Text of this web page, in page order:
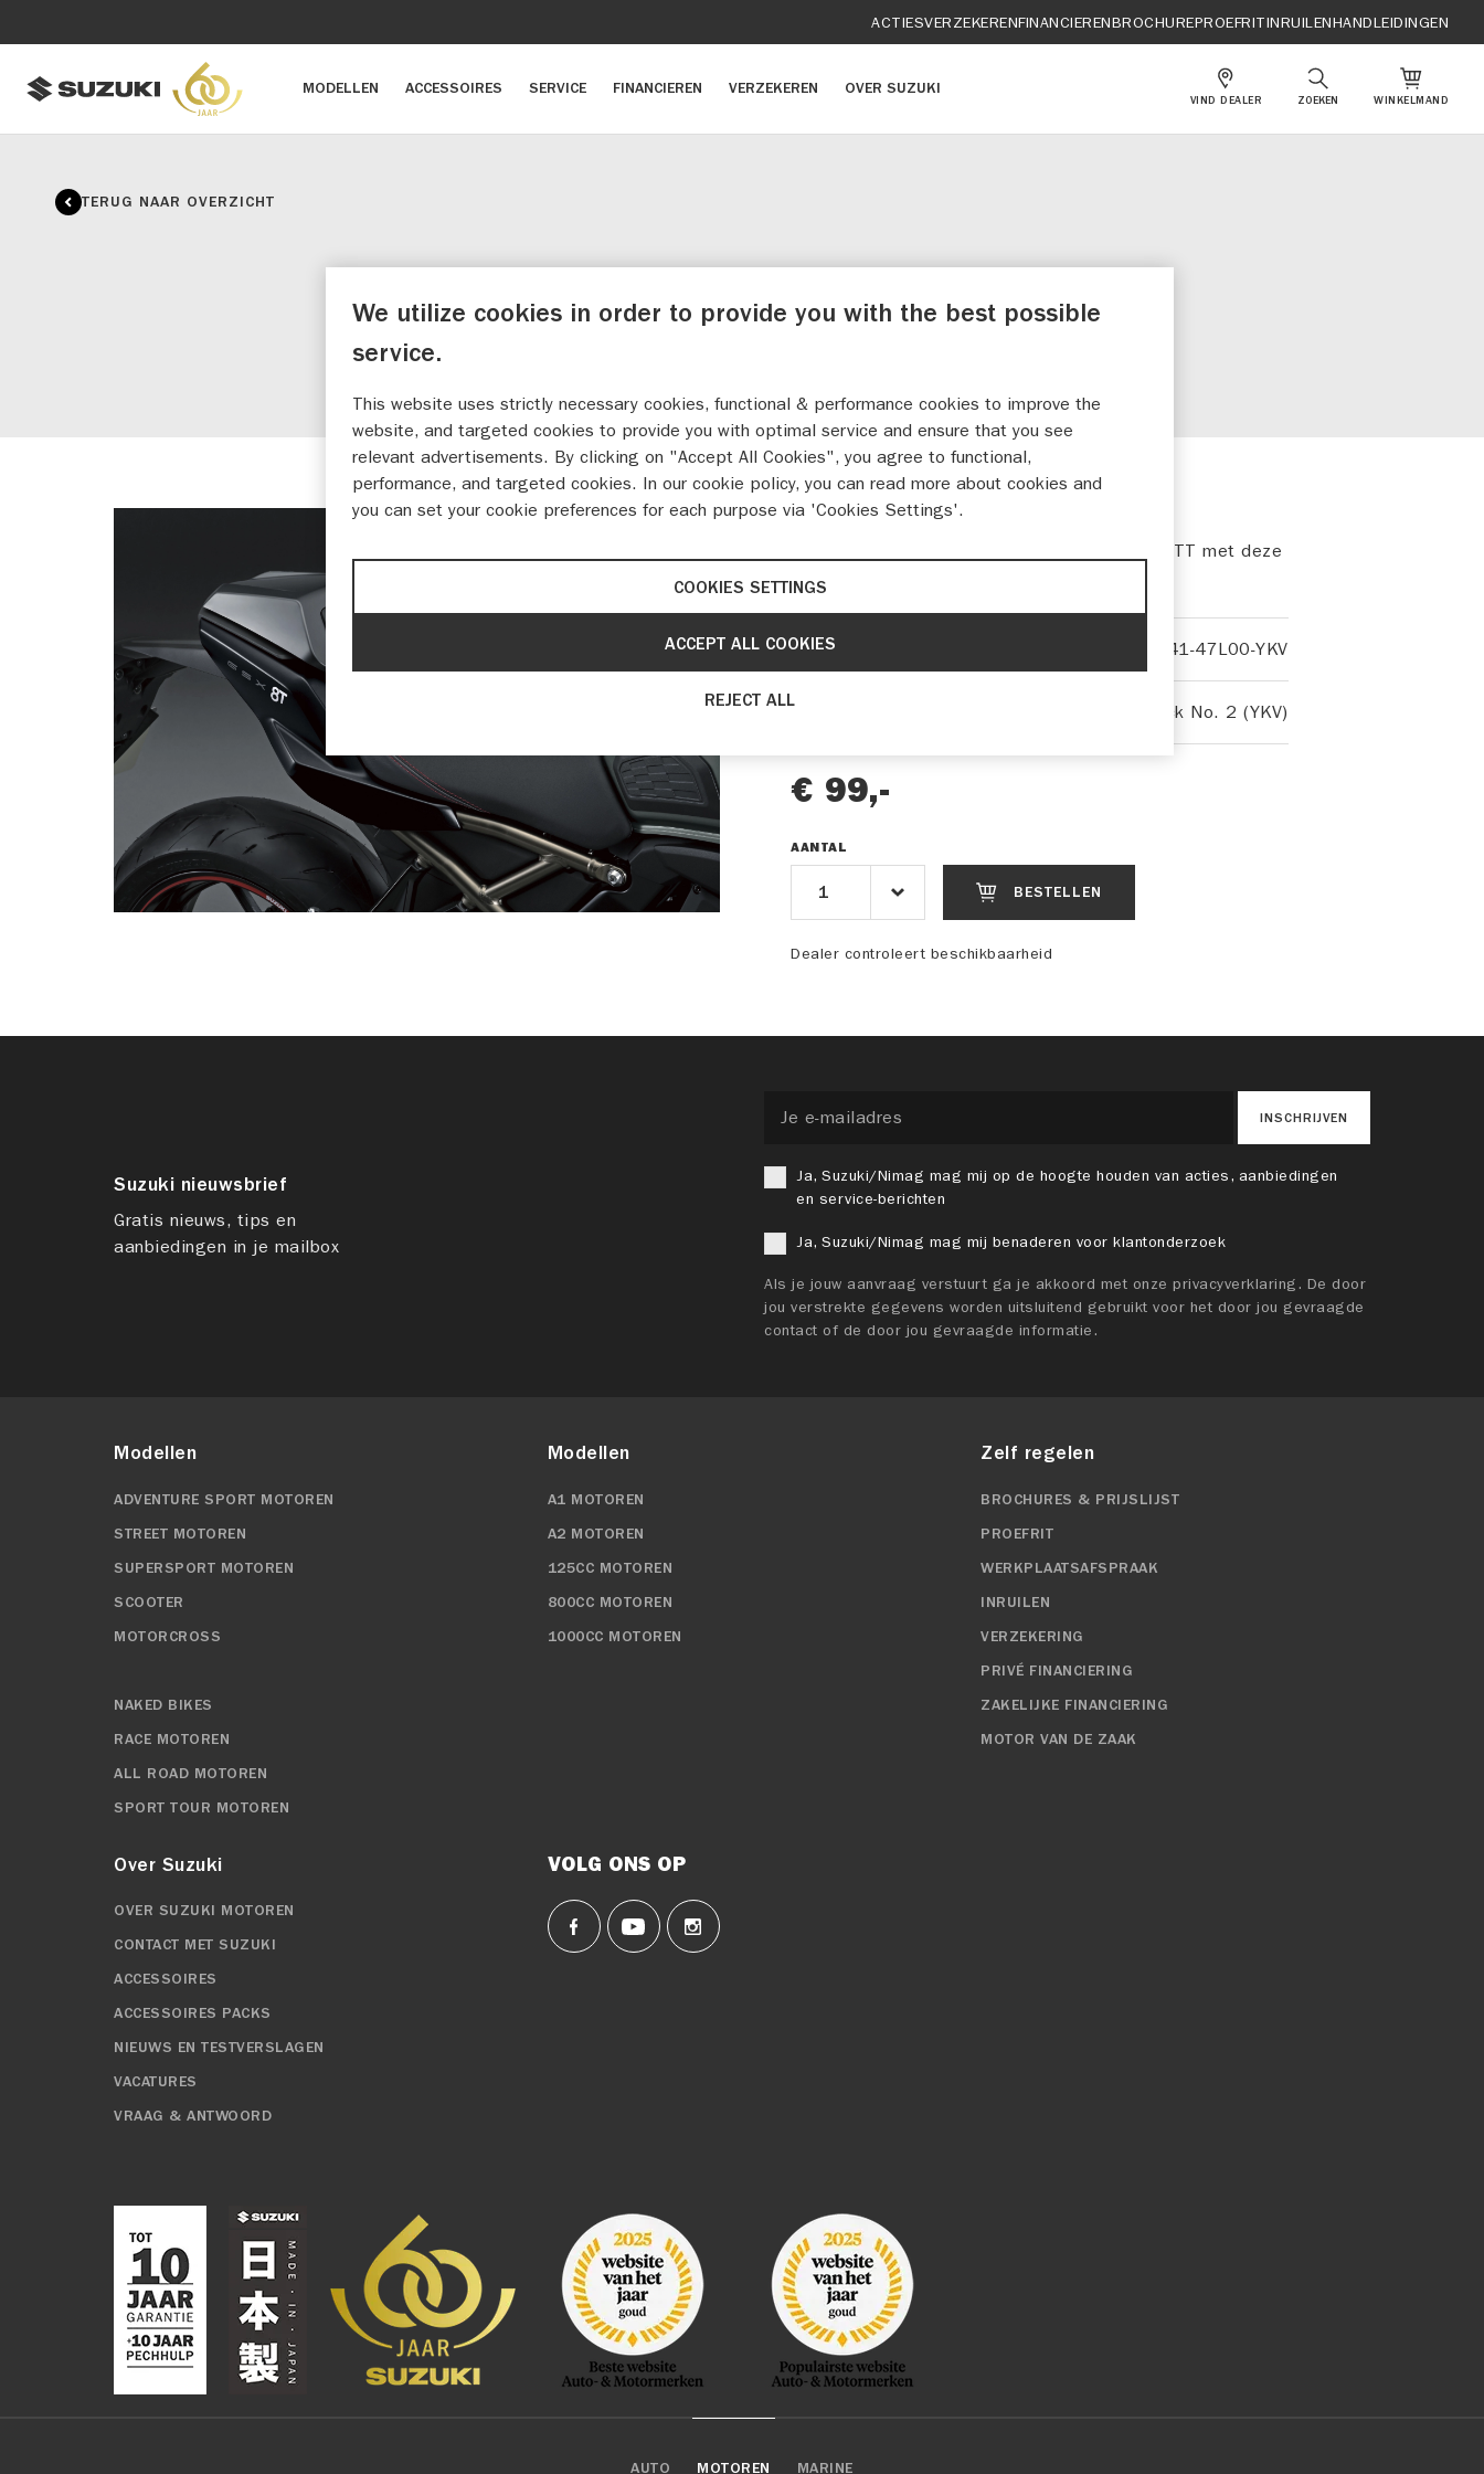
ACTIESVERZEKERENFINANCIERENBROCHUREPROEFRITINRUILENHANDLEIDINGEN
MODELLEN ACCESSOIRES SERVICE FINANCIEREN VERZEKEREN OVER SUZUKI
VIND DEALER ZOEKEN WINKELMAND
TERUG NAAR OVERZICHT
Beschrijving
Verander het uiterlijk van je GSX-8T en GSX-8TT met deze
buddyseat cover.
Artikelnummer 45041-47L00-YKV
Kleur Metallic Mat Black No. 2 (YKV)
€ 99,-
AANTAL
BESTELLEN
Dealer controleert beschikbaarheid
Suzuki nieuwsbrief
Gratis nieuws, tips en
aanbiedingen in je mailbox
INSCHRIJVEN
Ja, Suzuki/Nimag mag mij op de hoogte houden van acties, aanbiedingen
en service-berichten
Ja, Suzuki/Nimag mag mij benaderen voor klantonderzoek
Als je jouw aanvraag verstuurt ga je akkoord met onze privacyverklaring. De door
jou verstrekte gegevens worden uitsluitend gebruikt voor het door jou gevraagde
contact of de door jou gevraagde informatie.
Modellen
ADVENTURE SPORT MOTOREN
STREET MOTOREN
SUPERSPORT MOTOREN
SCOOTER
MOTORCROSS
NAKED BIKES
RACE MOTOREN
ALL ROAD MOTOREN
SPORT TOUR MOTOREN
Modellen
A1 MOTOREN
A2 MOTOREN
125CC MOTOREN
800CC MOTOREN
1000CC MOTOREN
Zelf regelen
BROCHURES & PRIJSLIJST
PROEFRIT
WERKPLAATSAFSPRAAK
INRUILEN
VERZEKERING
PRIVÉ FINANCIERING
ZAKELIJKE FINANCIERING
MOTOR VAN DE ZAAK
Over Suzuki
OVER SUZUKI MOTOREN
CONTACT MET SUZUKI
ACCESSOIRES
ACCESSOIRES PACKS
NIEUWS EN TESTVERSLAGEN
VACATURES
VRAAG & ANTWOORD
VOLG ONS OP
AUTO MOTOREN MARINE
We utilize cookies in order to provide you with the best possible
service.
This website uses strictly necessary cookies, functional & performance cookies to improve the
website, and targeted cookies to provide you with optimal service and ensure that you see
relevant advertisements. By clicking on "Accept All Cookies", you agree to functional,
performance, and targeted cookies. In our cookie policy, you can read more about cookies and
you can set your cookie preferences for each purpose via 'Cookies Settings'.
COOKIES SETTINGS
REJECT ALL
ACCEPT ALL COOKIES